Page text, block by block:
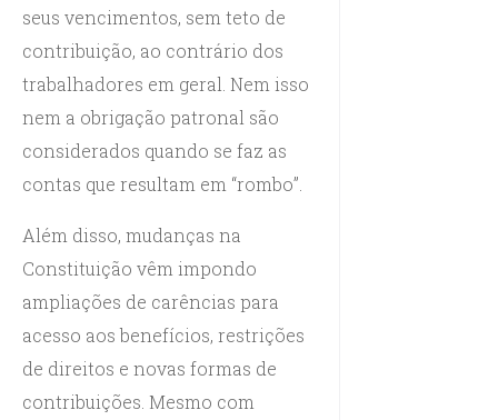
seus vencimentos, sem teto de
contribuição, ao contrário dos
trabalhadores em geral. Nem isso
nem a obrigação patronal são
considerados quando se faz as
contas que resultam em “rombo”.
Além disso, mudanças na
Constituição vêm impondo
ampliações de carências para
acesso aos benefícios, restrições
de direitos e novas formas de
contribuições. Mesmo com